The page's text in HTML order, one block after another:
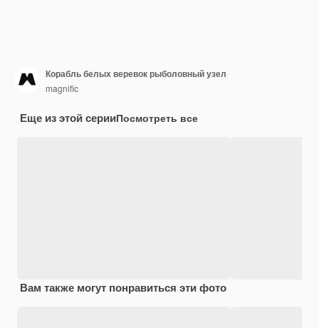
Корабль белых веревок рыболовный узел
magnific
Еще из этой серииПосмотреть все
Вам также могут понравиться эти фото